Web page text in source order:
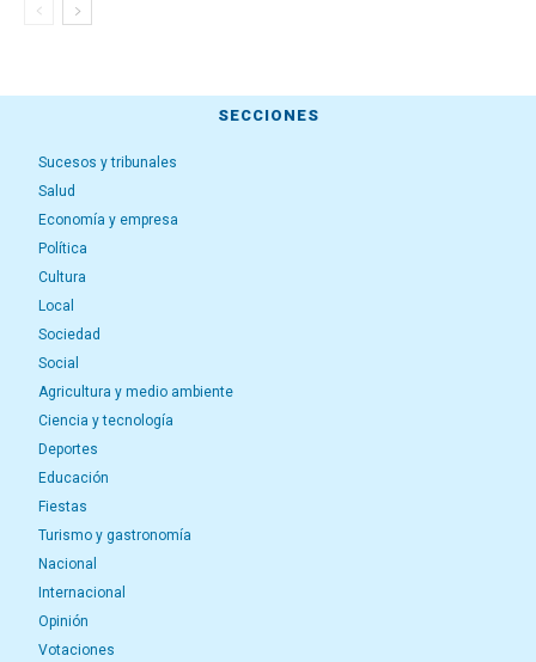
SECCIONES
Sucesos y tribunales
Salud
Economía y empresa
Política
Cultura
Local
Sociedad
Social
Agricultura y medio ambiente
Ciencia y tecnología
Deportes
Educación
Fiestas
Turismo y gastronomía
Nacional
Internacional
Opinión
Votaciones